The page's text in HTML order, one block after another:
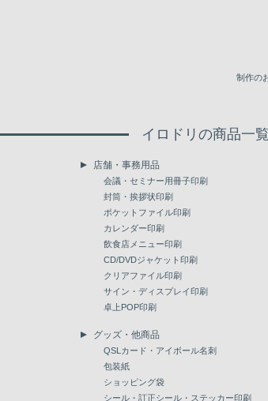
制作の
イロドリの商品一覧
店舗・事務用品
会議・セミナー用冊子印刷
封筒・挨拶状印刷
ポケットファイル印刷
カレンダー印刷
飲食店メニュー印刷
CD/DVDジャケット印刷
クリアファイル印刷
サイン・ディスプレイ印刷
卓上POP印刷
グッズ・他商品
QSLカード・アイボール名刺
包装紙
ショッピング袋
シール・訂正シール・ステッカー印刷